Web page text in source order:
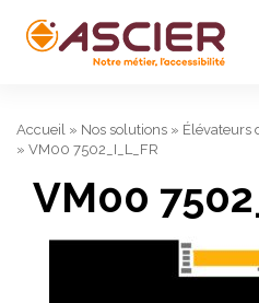
Accueil » Nos solutions » Élévateurs
» VM00 7502_I_L_FR
VM00